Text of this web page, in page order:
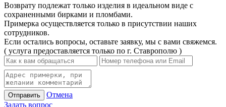
Возврату подлежат только изделия в идеальном виде с
сохраненными бирками и пломбами.
Примерка осуществляется только в присутствии наших
сотрудников.
Если остались вопросы, оставьте заявку, мы с вами свяжемся.
( услуга предоставляется только по г. Ставрополю )
Отправить
Отмена
Задать вопрос